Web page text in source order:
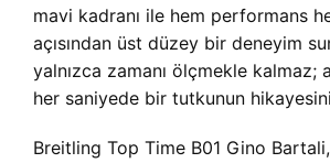
mavi kadranı ile hem performans
açısından üst düzey bir deneyim
yalnızca zamanı ölçmekle kalmaz;
her saniyede bir tutkunun
Breitling Top Time B01 Gino